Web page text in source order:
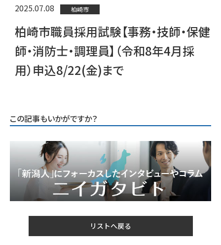
2025.07.08 柏崎市
柏崎市職員採用試験【事務・技師・保健
師・消防士・調理員】（令和8年4月採
用）申込8/22(金)まで
この記事もいかがですか？
リストへ戻る